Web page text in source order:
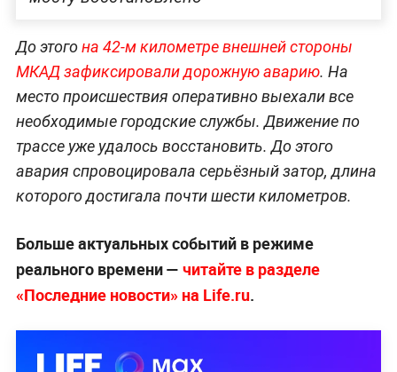
До этогона 42-м километре внешней стороны
МКАД зафиксировали дорожную аварию. На
место происшествия оперативно выехали все
необходимые городские службы. Движение по
трассе уже удалось восстановить. До этого
авария спровоцировала серьёзный затор, длина
которого достигала почти шести километров.
Больше актуальных событий в режиме
реального времени — читайте в разделе
«Последние новости» на Life.ru.